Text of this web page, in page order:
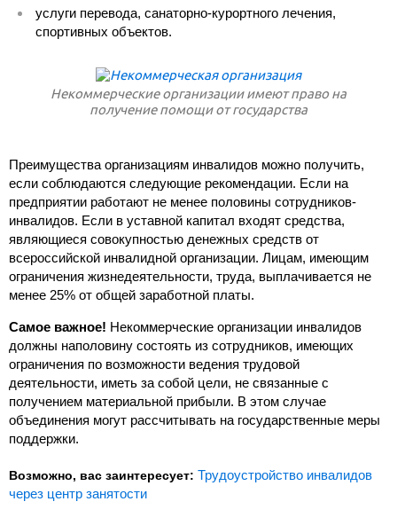
услуги перевода, санаторно-курортного лечения,
спортивных объектов.
Некоммерческие организации имеют право на
получение помощи от государства
Преимущества организациям инвалидов можно получить,
если соблюдаются следующие рекомендации. Если на
предприятии работают не менее половины сотрудников-
инвалидов. Если в уставной капитал входят средства,
являющиеся совокупностью денежных средств от
всероссийской инвалидной организации. Лицам, имеющим
ограничения жизнедеятельности, труда, выплачивается не
менее 25% от общей заработной платы.
Самое важное! Некоммерческие организации инвалидов
должны наполовину состоять из сотрудников, имеющих
ограничения по возможности ведения трудовой
деятельности, иметь за собой цели, не связанные с
получением материальной прибыли. В этом случае
объединения могут рассчитывать на государственные меры
поддержки.
Возможно, вас заинтересует: Трудоустройство инвалидов
через центр занятости